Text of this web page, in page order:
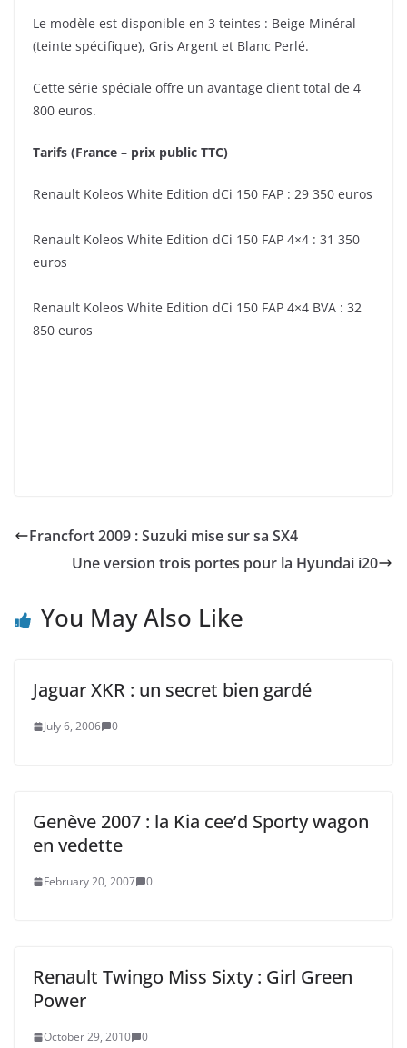
Le modèle est disponible en 3 teintes : Beige Minéral
(teinte spécifique), Gris Argent et Blanc Perlé.
Cette série spéciale offre un avantage client total de 4
800 euros.
Tarifs (France – prix public TTC)
Renault Koleos White Edition dCi 150 FAP : 29 350 euros
Renault Koleos White Edition dCi 150 FAP 4×4 : 31 350
euros
Renault Koleos White Edition dCi 150 FAP 4×4 BVA : 32
850 euros
Francfort 2009 : Suzuki mise sur sa SX4
Une version trois portes pour la Hyundai i20
You May Also Like
Jaguar XKR : un secret bien gardé
July 6, 2006 0
Genève 2007 : la Kia cee’d Sporty wagon
en vedette
February 20, 2007 0
Renault Twingo Miss Sixty : Girl Green
Power
October 29, 2010 0